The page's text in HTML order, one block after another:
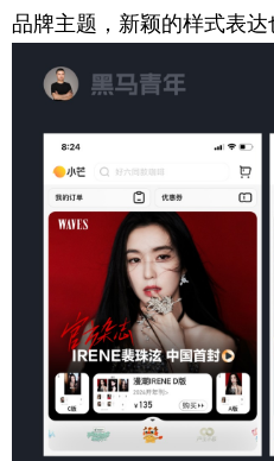
品牌主题，新颖的样式表达